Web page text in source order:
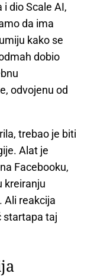
i dio Scale AI,
da ima
kako se
dobio
odvojenu od
trebao je biti
Alat je
Facebooku,
kreiranju
Ali reakcija
startapa taj